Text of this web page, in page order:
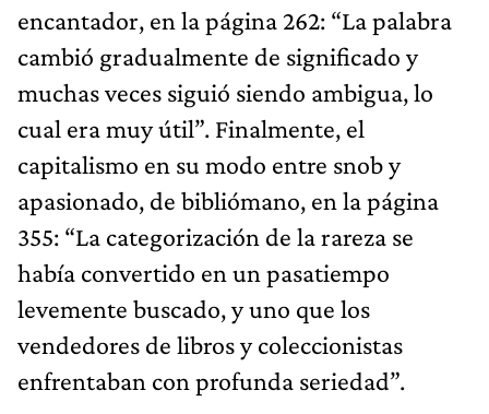
encantador, en la página 262: “La palabra
cambió gradualmente de significado y
muchas veces siguió siendo ambigua, lo
cual era muy útil”. Finalmente, el
capitalismo en su modo entre snob y
apasionado, de bibliómano, en la página
355: “La categorización de la rareza se
había convertido en un pasatiempo
levemente buscado, y uno que los
vendedores de libros y coleccionistas
enfrentaban con profunda seriedad”.